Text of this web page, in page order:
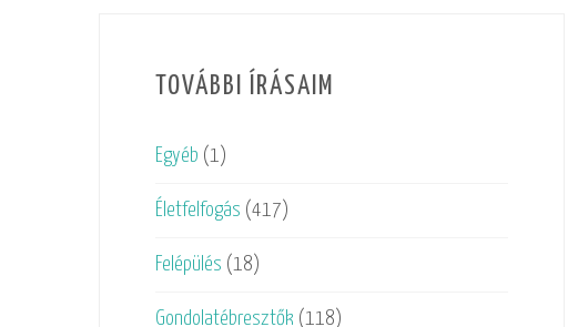
TOVÁBBI ÍRÁSAIM
Egyéb (1)
Életfelfogás (417)
Felépülés (18)
Gondolatébresztők (118)